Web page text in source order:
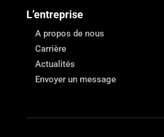
L’entreprise
A propos de nous
Carrière
Actualités
Envoyer un message